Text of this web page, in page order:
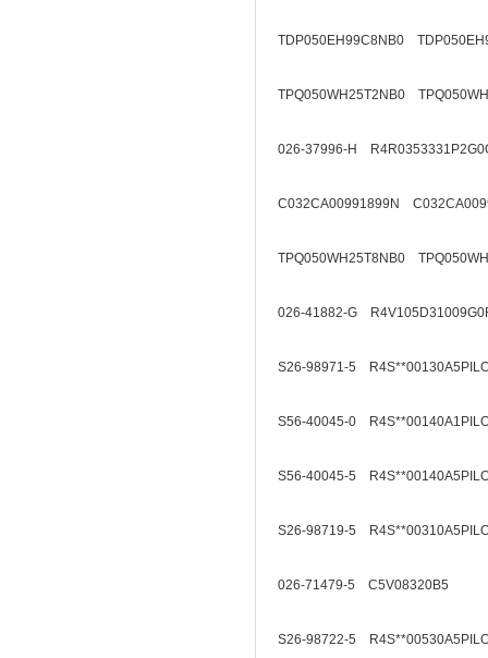
TDP050EH99C8NB0
TPQ050WH25T2NB0
026-37996-H
C032CA00991899N
TPQ050WH25T8NB0
026-41882-G
S26-98971-5
S56-40045-0
S56-40045-5
S26-98719-5
026-71479-5 C5V08320B5
S26-98722-5